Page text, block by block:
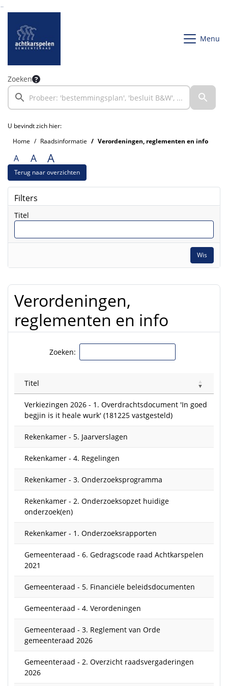
Ga naar de inhoud van deze pagina
Ga naar het zoeken
Ga naar het menu
Menu
Zoeken
U bevindt zich hier:
Home
Raadsinformatie Verordeningen, reglementen en info
A A A
Terug naar overzichten
Filters
Titel
Wis
Verordeningen,
reglementen en info
Zoeken:
Titel
Verkiezingen 2026 - 1. Overdrachtsdocument 'In goed
begjin is it heale wurk' (181225 vastgesteld)
Rekenkamer - 5. Jaarverslagen
Rekenkamer - 4. Regelingen
Rekenkamer - 3. Onderzoeksprogramma
Rekenkamer - 2. Onderzoeksopzet huidige
onderzoek(en)
Rekenkamer - 1. Onderzoeksrapporten
Gemeenteraad - 6. Gedragscode raad Achtkarspelen
2021
Gemeenteraad - 5. Financiële beleidsdocumenten
Gemeenteraad - 4. Verordeningen
Gemeenteraad - 3. Reglement van Orde
gemeenteraad 2026
Gemeenteraad - 2. Overzicht raadsvergaderingen
2026